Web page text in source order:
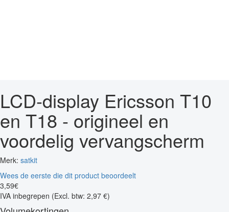
LCD-display Ericsson T10
en T18 - origineel en
voordelig vervangscherm
Merk: satkit
Wees de eerste die dit product beoordeelt
3,59€
IVA inbegrepen (Excl. btw: 2,97 €)